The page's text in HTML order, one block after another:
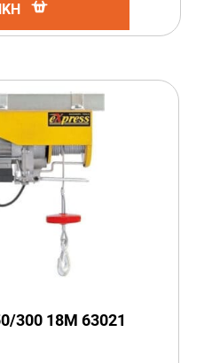
300 18Μ 63021